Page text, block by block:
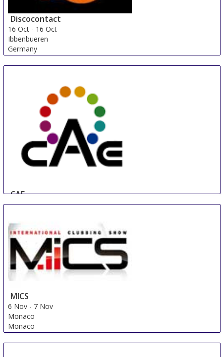
Discocontact
16 Oct - 16 Oct
Ibbenbueren
Germany
CAE
17 Oct-19 Oct
China
MICS
6 Nov - 7 Nov
Monaco
Monaco